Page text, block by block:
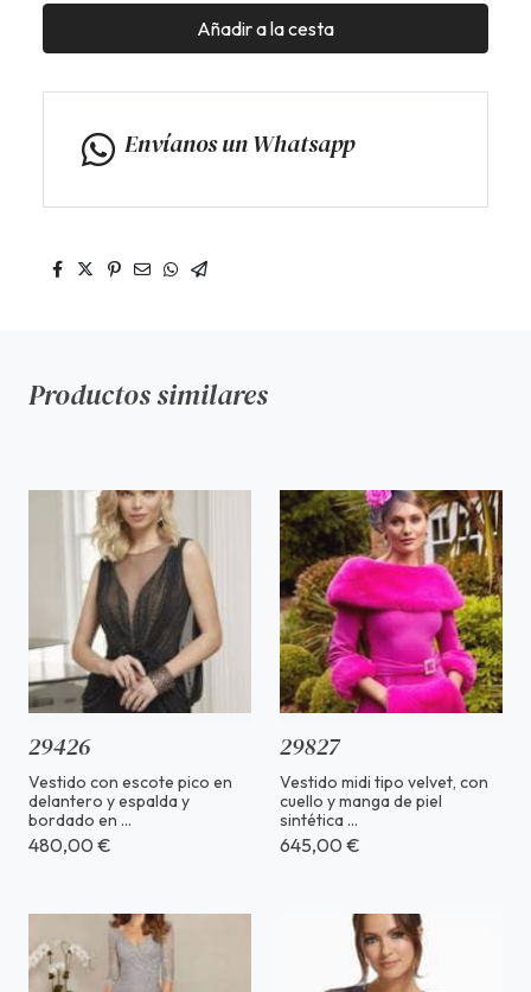
Añadir a la cesta
Envíanos un Whatsapp
Productos similares
29426
Vestido con escote pico en
delantero y espalda y
bordado en ...
480,00 €
29827
Vestido midi tipo velvet, con
cuello y manga de piel
sintética ...
645,00 €